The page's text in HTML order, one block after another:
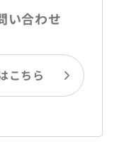
い合わせ
こちら